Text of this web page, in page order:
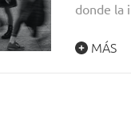
donde la
MÁS